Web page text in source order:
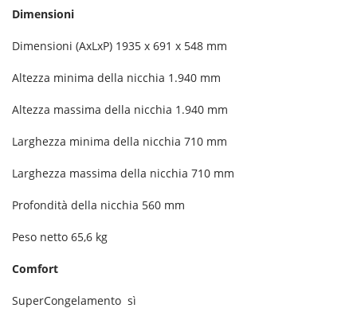
Dimensioni
Dimensioni (AxLxP) 1935 x 691 x 548 mm
Altezza minima della nicchia 1.940 mm
Altezza massima della nicchia 1.940 mm
Larghezza minima della nicchia 710 mm
Larghezza massima della nicchia 710 mm
Profondità della nicchia 560 mm
Peso netto 65,6 kg
Comfort
SuperCongelamento sì